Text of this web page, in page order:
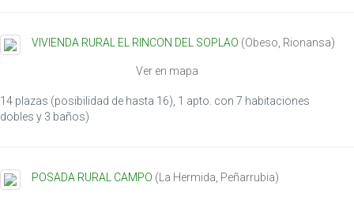
VIVIENDA RURAL EL RINCON DEL SOPLAO (Obeso Rionansa)
Ver en mapa
14 plazas (posibilidad de hasta 16), 1 apto. con 7 habitaciones
dobles y 3 baños)
POSADA RURAL CAMPO ( La Hermida Peñarrubia)